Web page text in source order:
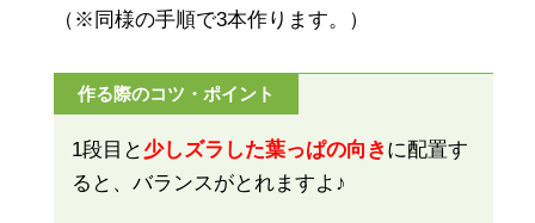
（※同様の手順で3本作ります。）
作る際のコツ・ポイント
1段目と 少しズラした葉っぱの向き に配置す
ると、バランスがとれますよ♪